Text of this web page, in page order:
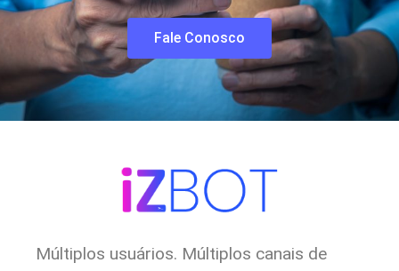
Fale Conosco
Múltiplos usuários. Múltiplos canais de